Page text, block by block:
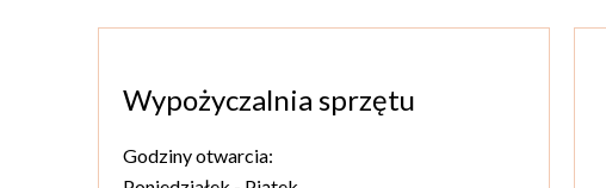
Wypożyczalnia sprzętu
Godziny otwarcia: